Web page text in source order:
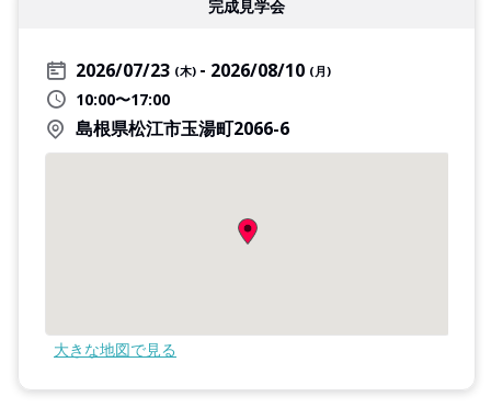
完成見学会
2026/07/23 (木) 2026/08/10 (月)
10:00〜17:00
島根県松江市玉湯町2066-6
大きな地図で見る